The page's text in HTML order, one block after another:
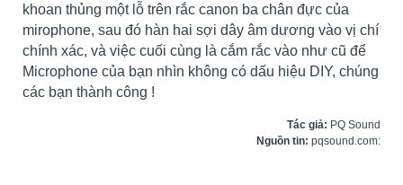
khoan thủng một lỗ trên rắc canon ba chân đực của
mirophone, sau đó hàn hai sợi dây âm dương vào vị chí
chính xác, và việc cuối cùng là cắm rắc vào như cũ để
Microphone của bạn nhìn không có dấu hiệu DIY, chúng
các bạn thành công !
Tác giả: PQ Sound
Nguồn tin: pqsound.com: